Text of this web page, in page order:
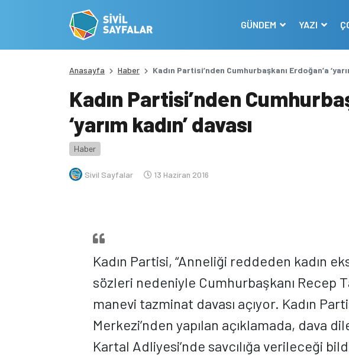
GÜNDEM YAZI
Anasayfa Haber Kadın Partisi’nden Cumhurbaşkanı Erdoğan’a
Kadın Partisi’nden
‘yarım kadın’ davası
Haber
Sivil Sayfalar 13 Haziran 2016
Kadın Partisi, “Anneliği reddeden kadın
sözleri nedeniyle Cumhurbaşkanı Recep
manevi tazminat davası açıyor. Kadın
Merkezi’nden yapılan açıklamada, dava
Kartal Adliyesi’nde savcılığa verileceği